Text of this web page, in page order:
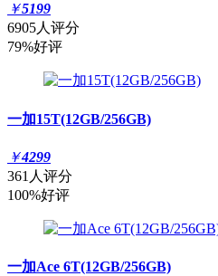
￥5199
6905人评分
79%好评
一加15T(12GB/256GB)
￥4299
361人评分
100%好评
一加Ace 6T(12GB/256GB)